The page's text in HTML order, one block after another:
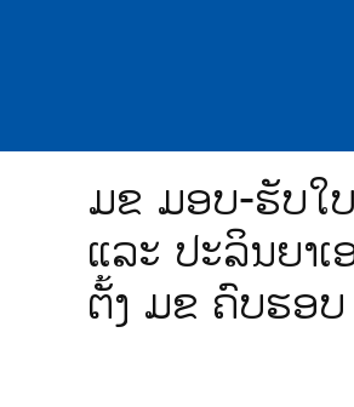
ມຂ ມອບ-ຮັບໃ
ແລະ ປະລິນຍາ
ຕັ້ງ ມຂ ຄົບຮອ